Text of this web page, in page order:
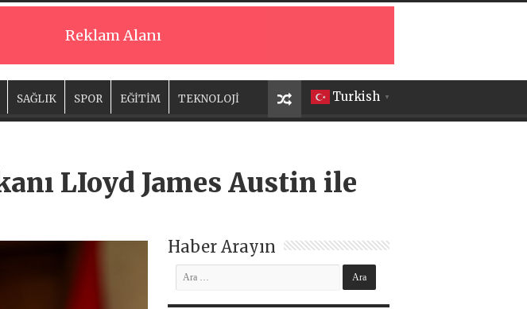
Reklam Alanı
Turkish ▼
SAĞLIK SPOR EĞİTİM TEKNOLOJİ
LIoyd James Austin ile
Haber Arayın